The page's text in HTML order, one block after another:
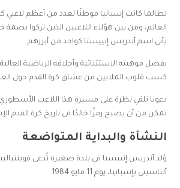
لطالما كانت إسبانيا موطنًا لعدد من أعظم لاعبي
العالم، ومن بين هؤلاء اللاعبين الذين تركوا بصمة
يأتي اسم أندريس إنييستا كواحد من أبرزهم.
بفضل موهبته الاستثنائية وأخلاقه الرياضية
كسب قلوب الملايين من عشاق كرة القدم حول
دعونا نلقي نظرة على مسيرة هذا اللاعب
تمكن من أن يصبح رمزًا خالدًا في تاريخ كرة القدم
النشأة والبداية المتواضعة
وُلد أندريس إنييستا في بلدة صغيرة تُدعى
ألباسيتي بإسبانيا، يوم 11 مايو 1984.